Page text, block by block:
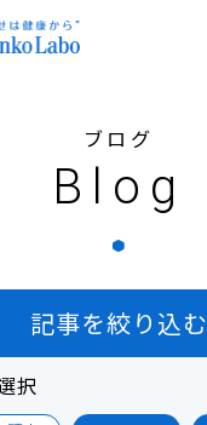
ブログ
Blog
記事を絞り込む
択